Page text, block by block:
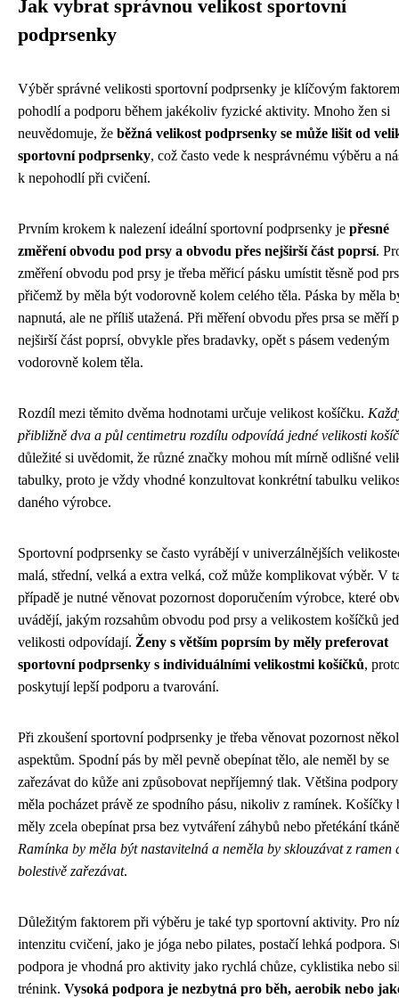
Jak vybrat správnou velikost sportovní
podprsenky
Výběr správné velikosti sportovní podprsenky je klíčovým
pohodlí a podporu během jakékoliv fyzické aktivity. Mnoho žen si
neuvědomuje, že běžná velikost podprsenky se může lišit od
sportovní podprsenky, což často vede k nesprávnému výběru a
k nepohodlí při cvičení.
Prvním krokem k nalezení ideální sportovní podprsenky je přesné
změření obvodu pod prsy a obvodu přes nejširší část poprsí.
změření obvodu pod prsy je třeba měřicí pásku umístit těsně pod
přičemž by měla být vodorovně kolem celého těla. Páska by měla
napnutá, ale ne příliš utažená. Při měření obvodu přes prsa se měří
nejširší část poprsí, obvykle přes bradavky, opět s pásem vedeným
vodorovně kolem těla.
Rozdíl mezi těmito dvěma hodnotami určuje velikost košíčku.
přibližně dva a půl centimetru rozdílu odpovídá jedné velikosti
důležité si uvědomit, že různé značky mohou mít mírně odlišné
tabulky, proto je vždy vhodné konzultovat konkrétní tabulku
daného výrobce.
Sportovní podprsenky se často vyrábějí v univerzálnějších
malá, střední, velká a extra velká, což může komplikovat výběr. V
případě je nutné věnovat pozornost doporučením výrobce, které
uvádějí, jakým rozsahům obvodu pod prsy a velikostem košíčků
velikosti odpovídají. Ženy s větším poprsím by měly preferovat
sportovní podprsenky s individuálními velikostmi košíčků,
poskytují lepší podporu a tvarování.
Při zkoušení sportovní podprsenky je třeba věnovat pozornost
aspektům. Spodní pás by měl pevně obepínat tělo, ale neměl by se
zařezávat do kůže ani způsobovat nepříjemný tlak. Většina
měla pocházet právě ze spodního pásu, nikoliv z ramínek. Košíčky
měly zcela obepínat prsa bez vytváření záhybů nebo přetékání
Ramínka by měla být nastavitelná a neměla by sklouzávat z ramen
bolestivě zařezávat.
Důležitým faktorem při výběru je také typ sportovní aktivity. Pro
intenzitu cvičení, jako je jóga nebo pilates, postačí lehká podpora.
podpora je vhodná pro aktivity jako rychlá chůze, cyklistika nebo
trénink. Vysoká podpora je nezbytná pro běh, aerobik nebo